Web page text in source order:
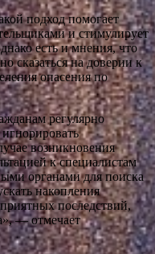
подход помогает
и стимулирует
есть и мнения, что
сказаться на доверии к
опасения по
регулярно
возникновения
к специалистам
органами для поиска
накопления
последствий,
— отмечает